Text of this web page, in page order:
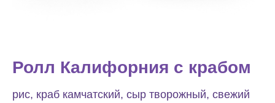
Ролл Калифорния с крабом
рис, краб камчатский, сыр творожный, свежий